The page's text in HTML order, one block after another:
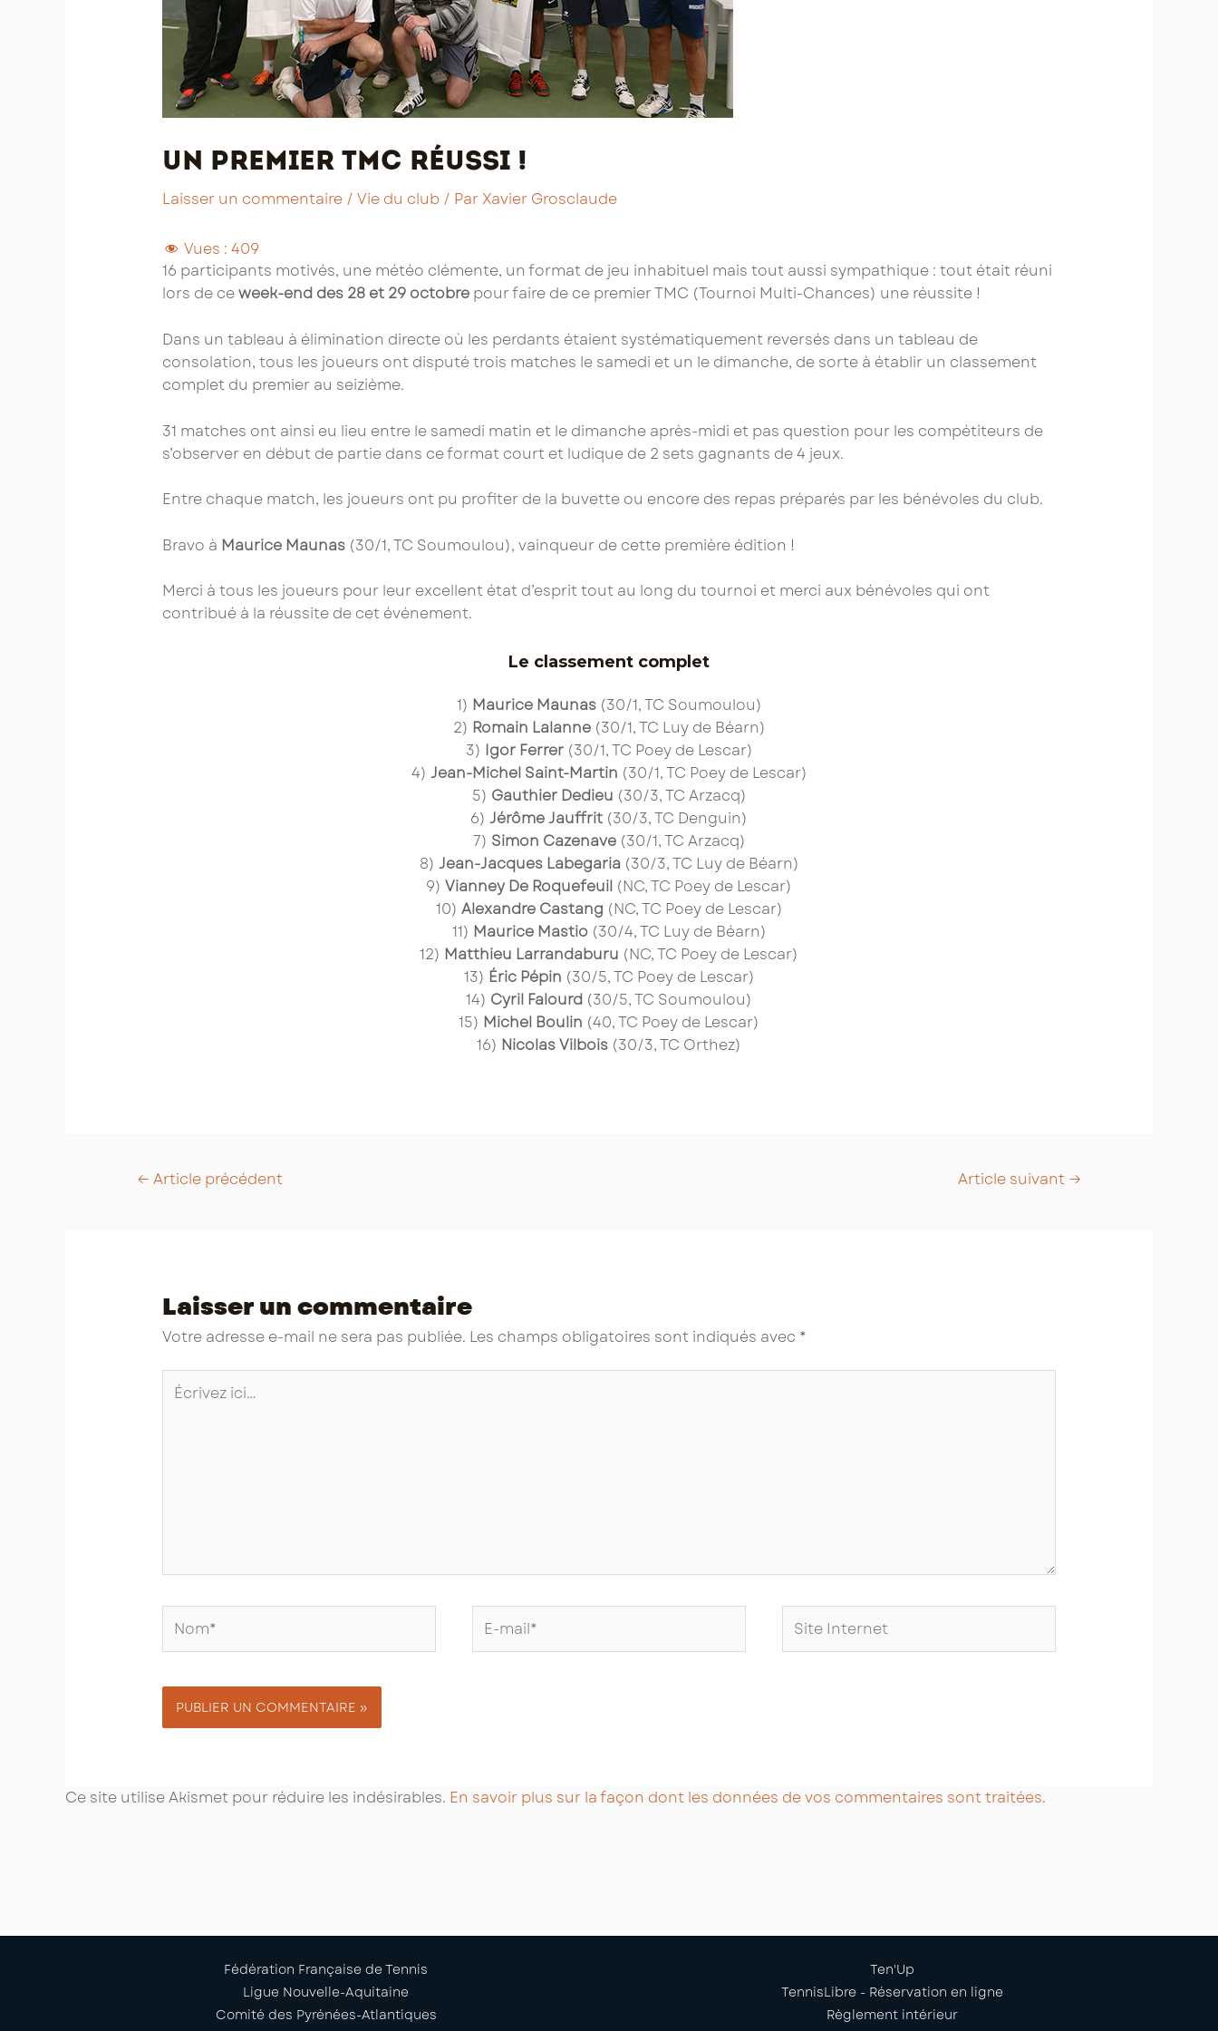
Un premier TMC réussi !
Laisser un commentaire / Vie du club/ Par Xavier Grosclaude
Vues : 409
16 participants motivés, une météo clémente, un format de jeu inhabituel mais tout aussi sympathique : tout était réuni
lors de ceweek-end des 28 et 29 octobrepour faire de ce premier TMC (Tournoi Multi-Chances) une réussite !
Dans un tableau à élimination directe où les perdants étaient systématiquement reversés dans un tableau de
consolation, tous les joueurs ont disputé trois matches le samedi et un le dimanche, de sorte à établir un classement
complet du premier au seizième.
31 matches ont ainsi eu lieu entre le samedi matin et le dimanche après-midi et pas question pour les compétiteurs de
s’observer en début de partie dans ce format court et ludique de 2 sets gagnants de 4 jeux.
Entre chaque match, les joueurs ont pu profiter de la buvette ou encore des repas préparés par les bénévoles du club.
Bravo à Maurice Maunas(30/1, TC Soumoulou), vainqueur de cette première édition !
Merci à tous les joueurs pour leur excellent état d’esprit tout au long du tournoi et merci aux bénévoles qui ont
contribué à la réussite de cet événement.
Le classement complet
1) Maurice Maunas(30/1, TC Soumoulou)
2) Romain Lalanne(30/1, TC Luy de Béarn)
3) Igor Ferrer(30/1, TC Poey de Lescar)
4) Jean-Michel Saint-Martin (30/1, TC Poey de Lescar)
5) Gauthier Dedieu (30/3, TC Arzacq)
6) Jérôme Jauffrit (30/3, TC Denguin)
7) Simon Cazenave(30/1, TC Arzacq)
8) Jean-Jacques Labegaria(30/3, TC Luy de Béarn)
9) Vianney De Roquefeuil (NC, TC Poey de Lescar)
10) Alexandre Castang (NC, TC Poey de Lescar)
11) Maurice Mastio(30/4, TC Luy de Béarn)
12) Matthieu Larrandaburu (NC, TC Poey de Lescar)
13) Éric Pépin (30/5, TC Poey de Lescar)
14) Cyril Falourd (30/5, TC Soumoulou)
15) Michel Boulin (40, TC Poey de Lescar)
16) Nicolas Vilbois (30/3, TC Orthez)
Post← Article précédent Article suivant →
Laisser un commentaire
Votre adresse e-mail ne sera pas publiée. Les champs obligatoires sont indiqués avec *
Écrivez
ici…
mail*
Internet
Ce site utilise Akismet pour réduire les indésirables. En savoir plus sur la façon dont les données de vos commentaires sont traitées.
Fédération Française de Tennis
Ligue Nouvelle-Aquitaine
Comité des Pyrénées-Atlantiques
Ten'Up
TennisLibre - Réservation en ligne
Règlement intérieur